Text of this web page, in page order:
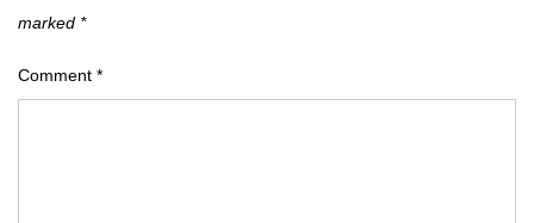
marked *
Comment *